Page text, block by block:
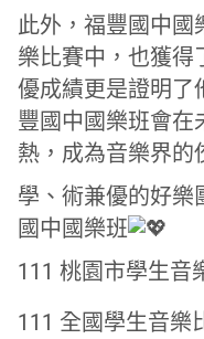
此外，福豐國中國
樂比賽中，也獲得
優成績更是證明了
豐國中國樂班會在
熱，成為音樂界的
學、術兼優的好樂
國中國樂班
111 桃園市學生音
111 全國學生音樂